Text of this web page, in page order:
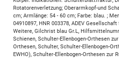
Rotatorenverletzung; Oberarmkopf-und
cm; Armlänge: 54 - 60 cm; Farbe: blau. ;
04910897, HNR 003378, ADEV
Weitere, Gilchrist blau Gr.L,
Schienen, Schulter-Ellenbogen-Orthesen
Orthesen, Schulter, Schulter-Ellenbogen-
EWHO), Schulter-Ellenbogen-Orthesen zur